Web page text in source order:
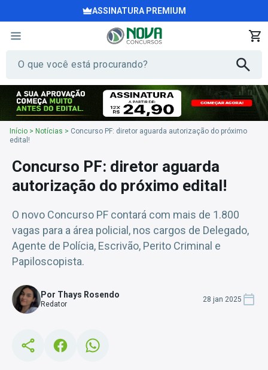
ASSINATURA PREMIUM
Início > Notícias > Concurso PF: diretor aguarda autorização do próximo
edital!
Concurso PF: diretor aguarda
autorização do próximo edital!
O novo Concurso PF contará com mais de 1.800
vagas para a área policial, nos cargos de Delegado,
Agente de Polícia, Escrivão, Perito Criminal e
Papiloscopista.
Por Thays Rosendo
Redator
28 jan 2025